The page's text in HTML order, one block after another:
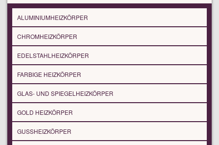
ALUMINIUMHEIZKÖRPER
CHROMHEIZKÖRPER
EDELSTAHLHEIZKÖRPER
FARBIGE HEIZKÖRPER
GLAS- UND SPIEGELHEIZKÖRPER
GOLD HEIZKÖRPER
GUSSHEIZKÖRPER